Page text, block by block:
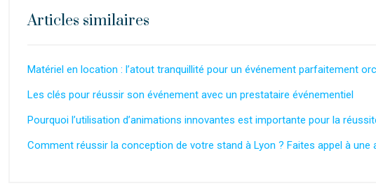
Articles similaires
Matériel en location : l’atout tranquillité pour un événement parfaitement
Les clés pour réussir son événement avec un prestataire événementiel
Pourquoi l’utilisation d’animations innovantes est importante pour la
Comment réussir la conception de votre stand à Lyon ? Faites appel à une